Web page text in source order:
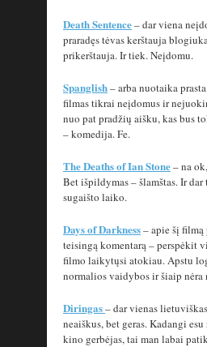
Death Sentence– dar viena
praradęs tėvas kerštauja
prikerštauja. Ir tiek. Neįdomu.
Spanglish– arba nuotaika
filmas tikrai neįdomus ir
nuo pat pradžių aišku, kas bus
– komedija. Fe.
The Deaths of Ian Stone– na
Bet išpildymas – šlamštas. Ir
sugaišto laiko.
Days of Darkness– apie šį
teisingą komentarą – perspėkit
filmo laikytųsi atokiau. Apstu
normalios vaidybos ir šiaip nėra
Diringas– dar vienas
neaiškus, bet geras. Kadangi
kino gerbėjas, tai man labai